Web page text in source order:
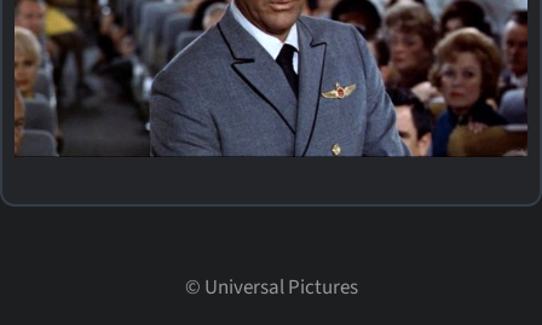
© Universal Pictures